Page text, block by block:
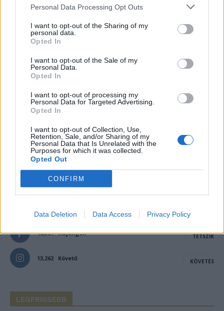
Personal Data Processing Opt Outs
I want to opt-out of the Sharing of my
personal data.
Opted In
I want to opt-out of the Sale of my
Personal Data.
Opted In
I want to opt-out of processing my
Personal Data for Targeted Advertising.
Opted In
I want to opt-out of Collection, Use,
Retention, Sale, and/or Sharing of my
Personal Data that Is Unrelated with the
Purposes for which it was collected.
Opted Out
CONFIRM
Data Deletion Data Access Privacy Policy
next time I comment.
Notify me of new posts by email.
- Advertisement -
46,301 Rajongók TETSZIK
13,262 Követő KÖVETÉS
LEGFRISSEBB